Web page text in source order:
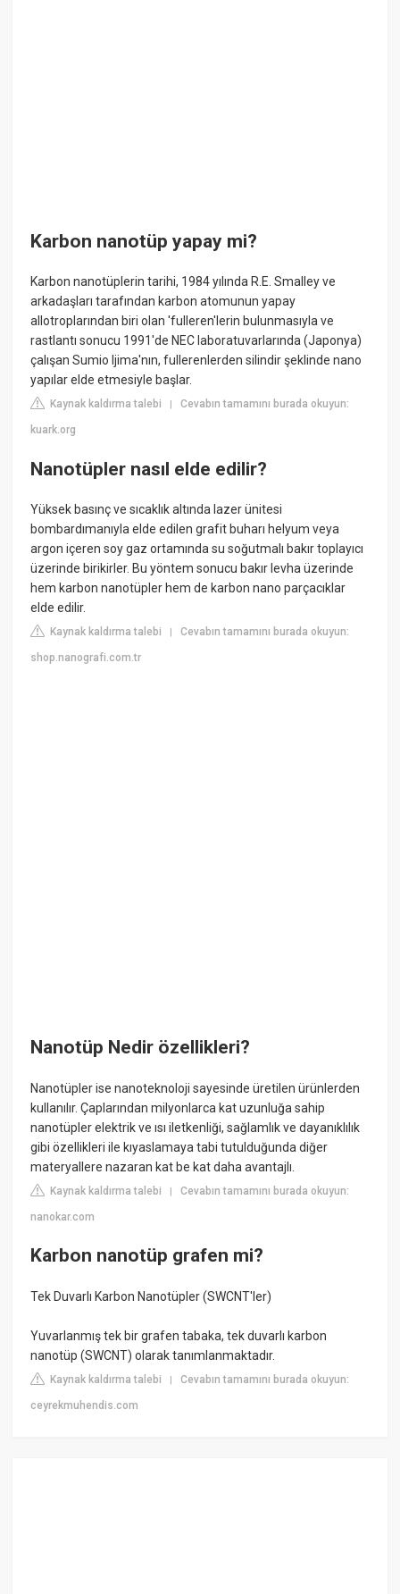
Karbon nanotüp yapay mi?
Karbon nanotüplerin tarihi, 1984 yılında R.E. Smalley ve
arkadaşları tarafından karbon atomunun yapay
allotroplarından biri olan 'fulleren'lerin bulunmasıyla ve
rastlantı sonucu 1991'de NEC laboratuvarlarında (Japonya)
çalışan Sumio Ijima'nın, fullerenlerden silindir şeklinde nano
yapılar elde etmesiyle başlar.
Kaynak kaldırma talebi |Cevabın tamamını burada okuyun:
kuark.org
Nanotüpler nasıl elde edilir?
Yüksek basınç ve sıcaklık altında lazer ünitesi
bombardımanıyla elde edilen grafit buharı helyum veya
argon içeren soy gaz ortamında su soğutmalı bakır toplayıcı
üzerinde birikirler. Bu yöntem sonucu bakır levha üzerinde
hem karbon nanotüpler hem de karbon nano parçacıklar
elde edilir.
Kaynak kaldırma talebi |Cevabın tamamını burada okuyun:
shop.nanografi.com.tr
Nanotüp Nedir özellikleri?
Nanotüpler ise nanoteknoloji sayesinde üretilen ürünlerden
kullanılır. Çaplarından milyonlarca kat uzunluğa sahip
nanotüpler elektrik ve ısı iletkenliği, sağlamlık ve dayanıklılık
gibi özellikleri ile kıyaslamaya tabi tutulduğunda diğer
materyallere nazaran kat be kat daha avantajlı.
Kaynak kaldırma talebi |Cevabın tamamını burada okuyun:
nanokar.com
Karbon nanotüp grafen mi?
Tek Duvarlı Karbon Nanotüpler (SWCNT'ler)
Yuvarlanmış tek bir grafen tabaka, tek duvarlı karbon
nanotüp (SWCNT) olarak tanımlanmaktadır.
Kaynak kaldırma talebi |Cevabın tamamını burada okuyun:
ceyrekmuhendis.com